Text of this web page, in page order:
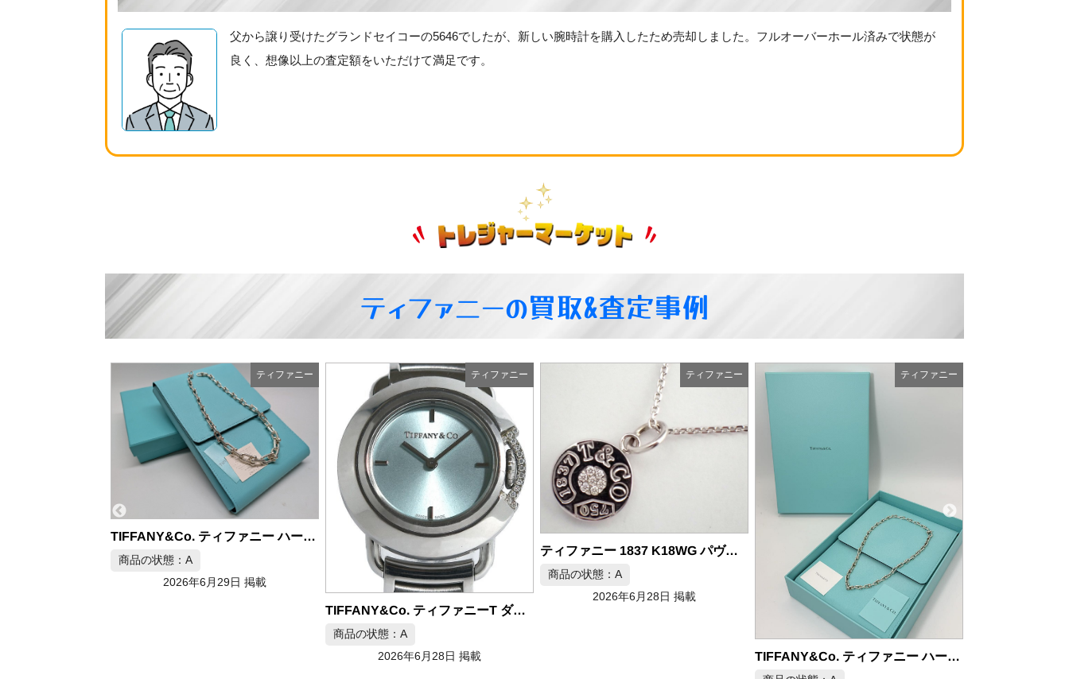
父から譲り受けたグランドセイコーの5646でしたが、新しい腕時計を購入したため売却しました。フルオーバーホール済みで状態が
良く、想像以上の査定額をいただけて満足です。
ティファニーの買取&査定事例
ティファニー ティファニー
商品の状態：A
2026年6月28日 掲載
ティファニー ティファニー
ティファニー ゴールド ラウンド クォーツ レディース腕時計 18K
商品の状態：B
2026年6月28日 掲載